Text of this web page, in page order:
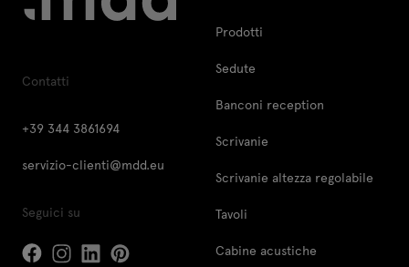
Contatti
+39 344 3861694
servizio-clienti@mdd.eu
Seguici su
Prodotti
Sedute
Banconi reception
Scrivanie
Scrivanie altezza regolabile
Tavoli
Cabine acustiche